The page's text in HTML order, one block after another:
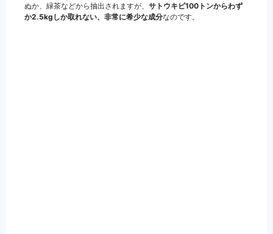
ぬか、緑茶などから抽出されますが、 サトウキビ100トンからわず
か2.5kgしか取れない、非常に希少な成分なのです。